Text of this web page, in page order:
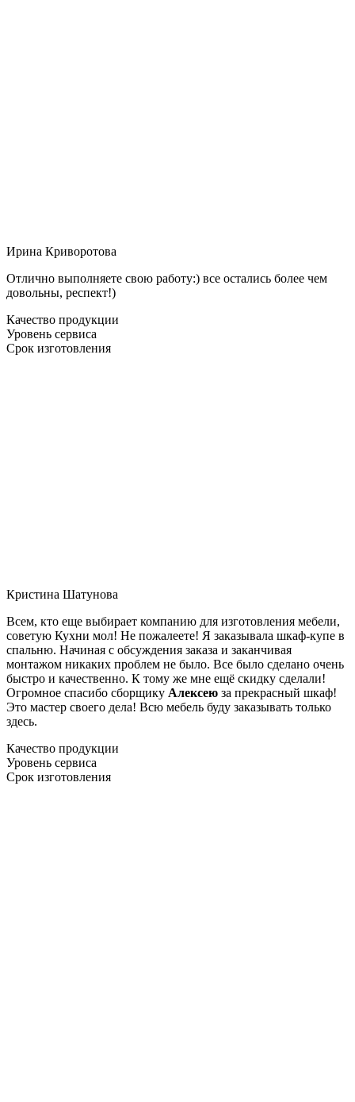
Ирина Криворотова
Отлично выполняете свою работу:) все остались более чем
довольны, респект!)
Качество продукции
Уровень сервиса
Срок изготовления
Кристина Шатунова
Всем, кто еще выбирает компанию для изготовления мебели,
советую Кухни мол! Не пожалеете! Я заказывала шкаф-купе в
спальню. Начиная с обсуждения заказа и заканчивая
монтажом никаких проблем не было. Все было сделано очень
быстро и качественно. К тому же мне ещё скидку сделали!
Огромное спасибо сборщику Алексею за прекрасный шкаф!
Это мастер своего дела! Всю мебель буду заказывать только
здесь.
Качество продукции
Уровень сервиса
Срок изготовления